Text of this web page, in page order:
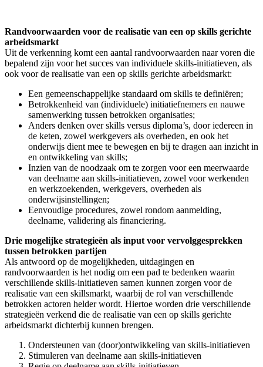
Randvoorwaarden voor de realisatie van een op skills gerichte
arbeidsmarkt
Uit de verkenning komt een aantal randvoorwaarden naar voren die
bepalend zijn voor het succes van individuele skills-initiatieven, als
ook voor de realisatie van een op skills gerichte arbeidsmarkt:
Een gemeenschappelijke standaard om skills te definiëren;
Betrokkenheid van (individuele) initiatiefnemers en nauwe
samenwerking tussen betrokken organisaties;
Anders denken over skills versus diploma’s, door iedereen in
de keten, zowel werkgevers als overheden, en ook het
onderwijs dient mee te bewegen en bij te dragen aan inzicht in
en ontwikkeling van skills;
Inzien van de noodzaak om te zorgen voor een meerwaarde
van deelname aan skills-initiatieven, zowel voor werkenden
en werkzoekenden, werkgevers, overheden als
onderwijsinstellingen;
Eenvoudige procedures, zowel rondom aanmelding,
deelname, validering als financiering.
Drie mogelijke strategieën als input voor vervolggesprekken
tussen betrokken partijen
Als antwoord op de mogelijkheden, uitdagingen en
randvoorwaarden is het nodig om een pad te bedenken waarin
verschillende skills-initiatieven samen kunnen zorgen voor de
realisatie van een skillsmarkt, waarbij de rol van verschillende
betrokken actoren helder wordt. Hiertoe worden drie verschillende
strategieën verkend die de realisatie van een op skills gerichte
arbeidsmarkt dichterbij kunnen brengen.
Ondersteunen van (door)ontwikkeling van skills-initiatieven
Stimuleren van deelname aan skills-initiatieven